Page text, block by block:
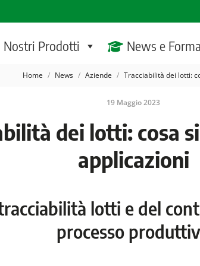
Nostri Prodotti News e
Tu sei qui:
Home News Aziende Tracciabilità dei lotti:
19 Maggio 2023
dei lotti: cosa
applicazioni
lotti e del
processo